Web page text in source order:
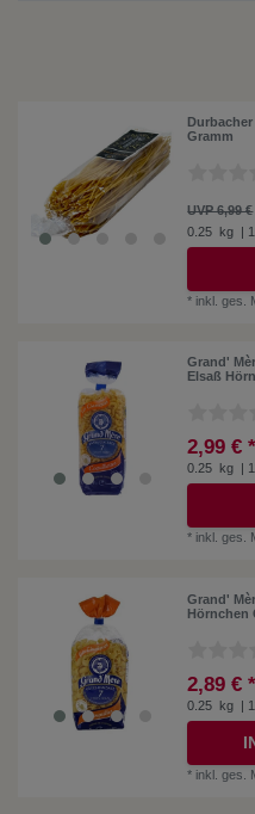
Gramm
UVP 6,99 €
0.25 kg |
* inkl. ges.
Grand'
Elsaß
2,99 € *
0.25 kg |
* inkl. ges.
Grand'
Hörnchen
2,89 € *
0.25 kg |
* inkl. ges.